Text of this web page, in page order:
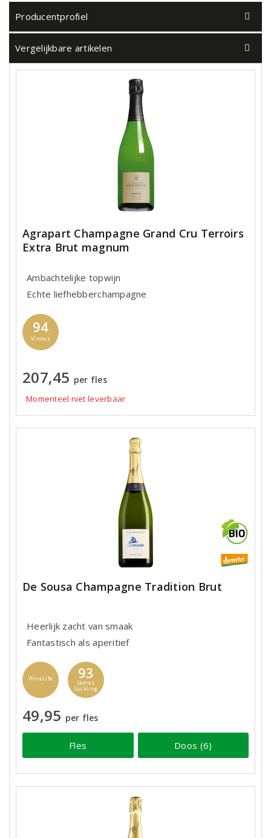
Producentprofiel
Vergelijkbare artikelen
Agrapart Champagne Grand Cru Terroirs
Extra Brut magnum
Ambachtelijke topwijn
Echte liefhebberchampagne
94
Vinous
207,45 per fles
Momenteel niet leverbaar
De Sousa Champagne Tradition Brut
Heerlijk zacht van smaak
Fantastisch als aperitief
WineLife 93
James
Suckling
49,95 per fles
Fles Doos (6)